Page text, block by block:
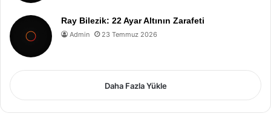
Ray Bilezik: 22 Ayar Altının Zarafeti
Admin 23 Temmuz 2026
Daha Fazla Yükle